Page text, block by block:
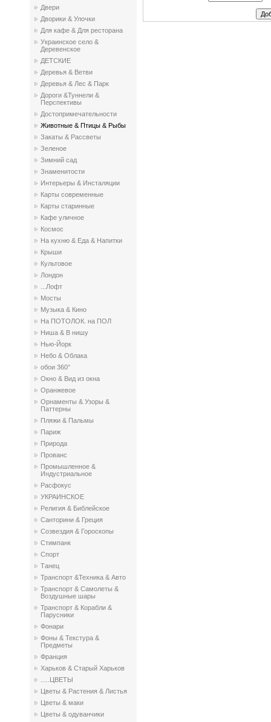
Двери
Дворики & Улочки
Для кафе & Для ресторана
Украинское село &
Деревенское
ДЕТСКИЕ
Деревья & Ветви
Деревья & Лес & Парк
Дороги &Туннели &
Перспективы
Достопримечательности
Животные & Птицы & Рыбы
Закаты & Рассветы
Зеленое
Зимний сад
Знаменитости
Интерьеры & Инсталяции
Карты современные
Карты старинные
Кафе уличное
Космос
На кухню & Еда & Напитки
Крыши
Культовое
Лондон
...Лофт
Мосты
Музыка & Кино
На ПОТОЛОК. на ПОЛ
Ниша & В нишу
Нью-Йорк
Небо & Облака
обои 360°
Окно & Вид из окна
Оранжевое
Орнаменты & Узоры &
Паттерны
Пляжи & Пальмы
Париж
Природа
Прованс
Промышленное &
Индустриальное
Расфокус
УКРАИНСКОЕ
Религия & Библейское
Санторини & Греция
Созвездия & Гороскопы
Стимпанк
Спорт
Танец
Транспорт &Техника & Авто
Транспорт & Самолеты &
Воздушные шары
Транспорт & Корабли &
Парусники
Фонари
Фоны & Текстура &
Предметы
Франция
Харьков & Старый Харьков
.....ЦВЕТЫ
Цветы & Растения & Листья
Цветы & маки
Цветы & одуванчики